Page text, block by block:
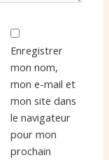
Enregistrer
mon nom,
mon e-mail et
mon site dans
le navigateur
pour mon
prochain